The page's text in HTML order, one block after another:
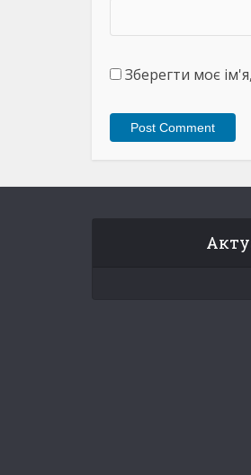
Зберегти моє